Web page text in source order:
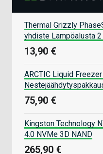
Thermal Grizzly
yhdiste Lämpöalusta 2
13,90 €
ARCTIC Liquid
75,90 €
Kingston Technology
4.0 NVMe 3D NAND
265,90 €